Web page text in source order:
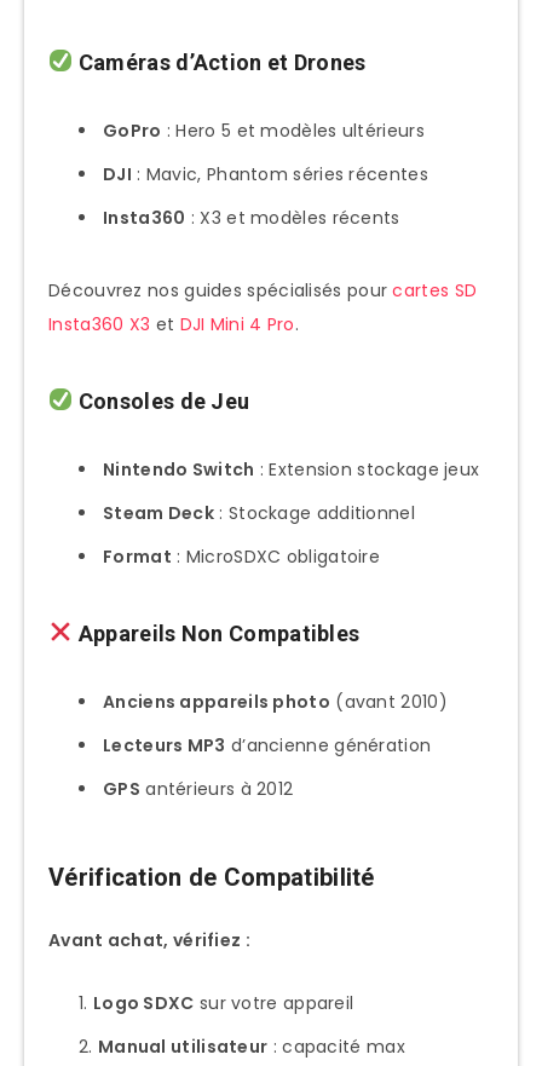
Caméras d’Action et Drones
GoPro : Hero 5 et modèles ultérieurs
DJI : Mavic, Phantom séries récentes
Insta360 : X3 et modèles récents
Découvrez nos guides spécialisés pourcartes SD
Insta360 X3 et DJI Mini 4 Pro.
Consoles de Jeu
Nintendo Switch : Extension stockage jeux
Steam Deck : Stockage additionnel
Format : MicroSDXC obligatoire
Appareils Non Compatibles
Anciens appareils photo (avant 2010)
Lecteurs MP3 d’ancienne génération
GPS antérieurs à 2012
Vérification de Compatibilité
Avant achat, vérifiez :
Logo SDXC sur votre appareil
Manual utilisateur : capacité max